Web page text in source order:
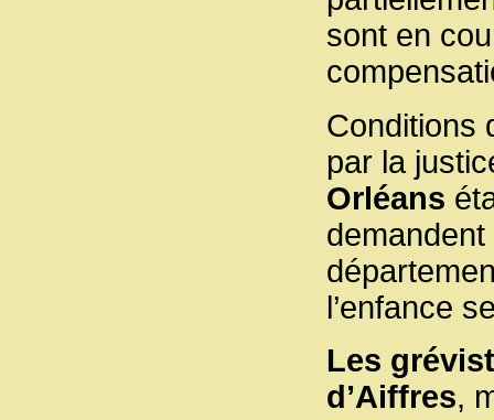
sont en
Conditions
par la
Orléans
l’enfance
Les
d’Aiffres,